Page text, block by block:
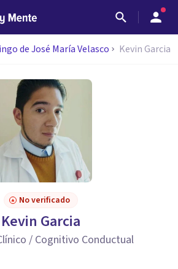
de José María Velasco Kevin Garcia
No verificado
Kevin Garcia
/ Cognitivo Conductual